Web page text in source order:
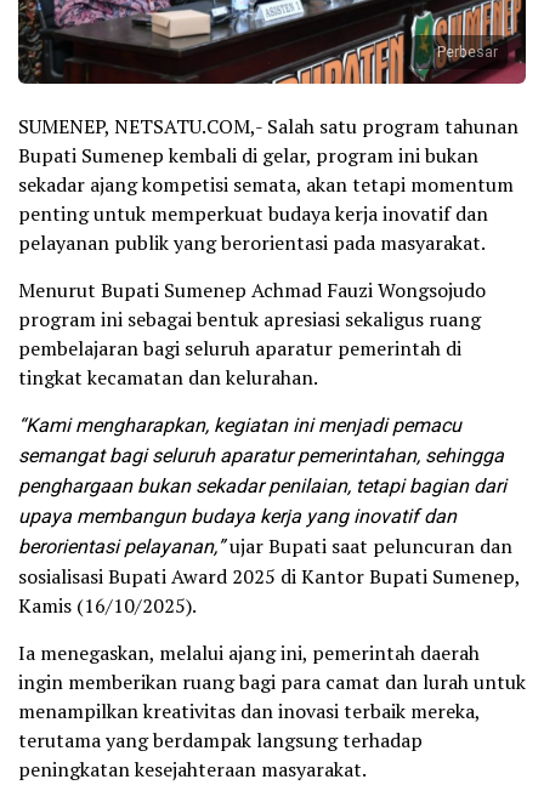
Perbesar
SUMENEP, NETSATU.COM,- Salah satu program tahunan
Bupati Sumenep kembali di gelar, program ini bukan
sekadar ajang kompetisi semata, akan tetapi momentum
penting untuk memperkuat budaya kerja inovatif dan
pelayanan publik yang berorientasi pada masyarakat.
Menurut Bupati Sumenep Achmad Fauzi Wongsojudo
program ini sebagai bentuk apresiasi sekaligus ruang
pembelajaran bagi seluruh aparatur pemerintah di
tingkat kecamatan dan kelurahan.
“Kami mengharapkan, kegiatan ini menjadi pemacu
semangat bagi seluruh aparatur pemerintahan, sehingga
penghargaan bukan sekadar penilaian, tetapi bagian dari
upaya membangun budaya kerja yang inovatif dan
berorientasi pelayanan,”ujar Bupati saat peluncuran dan
sosialisasi Bupati Award 2025 di Kantor Bupati Sumenep,
Kamis (16/10/2025).
Ia menegaskan, melalui ajang ini, pemerintah daerah
ingin memberikan ruang bagi para camat dan lurah untuk
menampilkan kreativitas dan inovasi terbaik mereka,
terutama yang berdampak langsung terhadap
peningkatan kesejahteraan masyarakat.